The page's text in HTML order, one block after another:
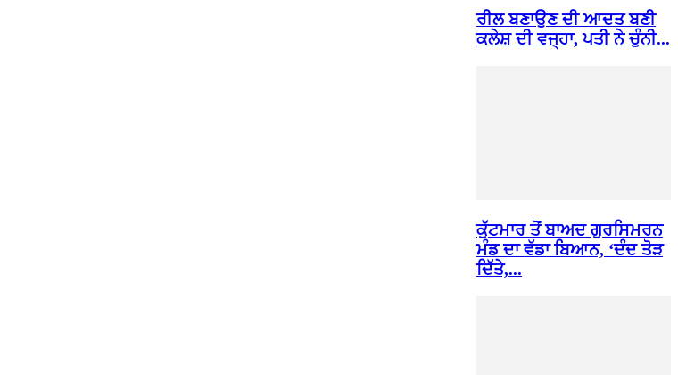
ਰੀਲ ਬਣਾਉਣ ਦੀ ਆਦਤ ਬਣੀ
ਕਲੇਸ਼ ਦੀ ਵਜ੍ਹਾ, ਪਤੀ ਨੇ ਚੁੰਨੀ...
ਕੁੱਟਮਾਰ ਤੋਂ ਬਾਅਦ ਗੁਰਸਿਮਰਨ
ਮੰਡ ਦਾ ਵੱਡਾ ਬਿਆਨ, ‘ਦੰਦ ਤੋੜ
ਦਿੱਤੇ,...